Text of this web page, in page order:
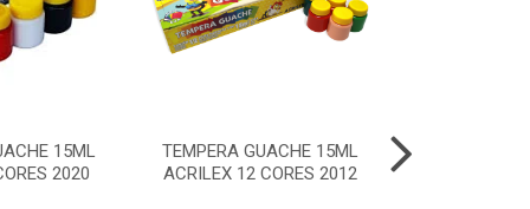
15ML
2020
TEMPERA GUACHE 15ML
ACRILEX 12 CORES 2012